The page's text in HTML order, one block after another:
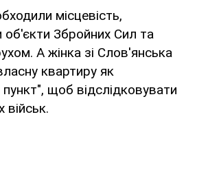
місцевість,
Збройних Сил та
А жінка зі Слов'янська
квартиру як
щоб відслідковувати
військ.